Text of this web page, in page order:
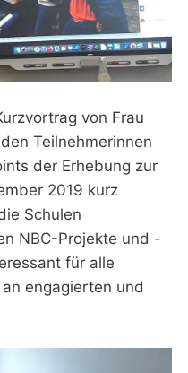
von Frau
Teilnehmerinnen
der Erhebung zur
2019 kurz
Schulen
NBC-Projekte und -
für alle
engagierten und